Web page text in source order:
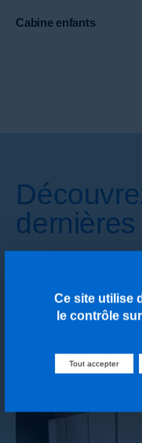
Cabine enfants
dernières
Ce site utilise
le contrôle
Tout accepter